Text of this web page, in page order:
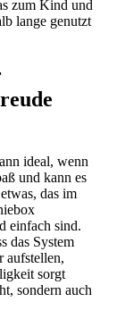
zum Kind und
lange genutzt
ideal, wenn
und kann es
das im
einfach sind.
das System
aufstellen,
sorgt
sondern auch